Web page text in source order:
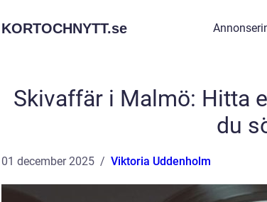
KORTOCHNYTT.se
Skivaffär i Malmö: Hitta
du
01 december 2025 Viktoria Uddenholm